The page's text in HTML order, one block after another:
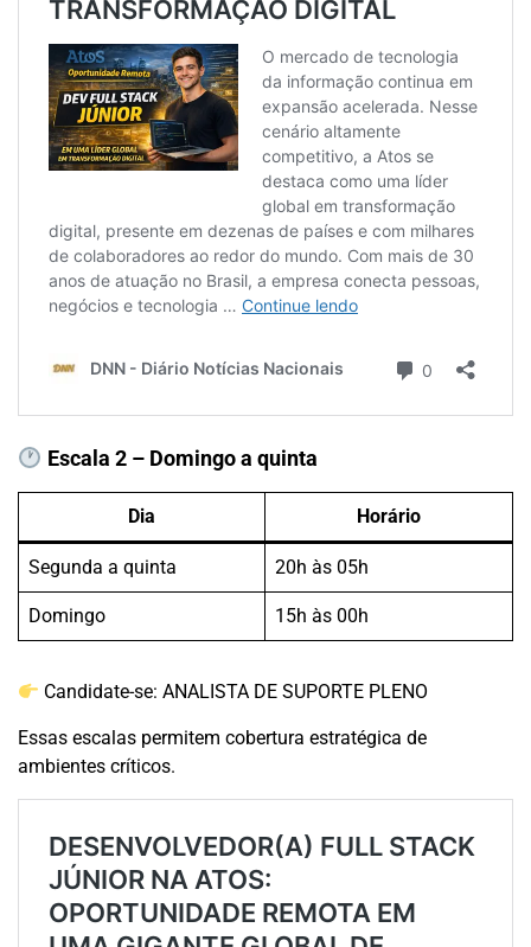
Escala 2 – Domingo a quinta
Dia Horário
Segunda a quinta 20h às 05h
Domingo 15h às 00h
Candidate-se:ANALISTA DE SUPORTE PLENO
Essas escalas permitem cobertura estratégica de
ambientes críticos.